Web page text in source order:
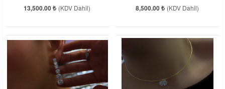
13,500.00 ₺ (KDV Dahil) 8,500.00 ₺ (KDV Dahil)